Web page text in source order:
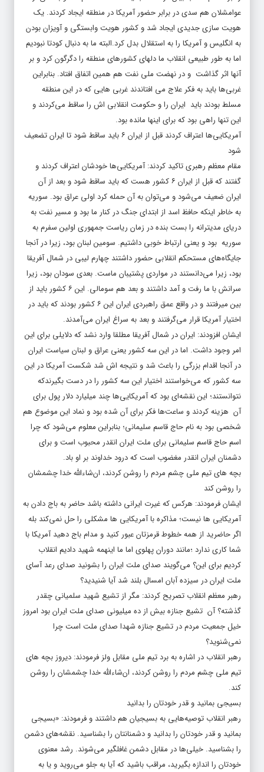
عوامشلان هم سدی در برابر حضور آمریکا در منطقه ایجاد کردند. یک
هویت سازی جدیدی ایجاد شد و کشور هویت وابستگی و آویزان بودن
به انگلیس و آمریکا را به استقلال بدل کرد.البته ما به دنبال کودتا نبودیم
اما به طور طبیعی انقلاب ما دلهای کشورهای منطقه را دگرگون کرد و بر
آنها اثر گذاشت و در نهضت ملی نفت هم همین اتفاق افتاد. بنابراین
غربی‌ها باید به فکر علاج می افتاندند غربی هایی که در این منطقه
مسلط بودند باید ایران را و حکومت انقلابی اش را ساقط می‌کردند و
این تنها راهی بود که برای اینها مانده بود.
آمریکایی‌ها اعتراف کردند قبل از ایران ۶ باید ساقط شود تا ایران تضعیف
شود
مقام معظم رهبری تاکید کردند: آمریکایی‌ها خودشان اعتراف کردند و
گفتند که قبل از ایران ۶ کشور هست که باید ساقط شود و بعد از آن
ایران ضعیف می‌شود و می‌توان به آن حمله کرد اولی عراق بود. سوریه
به خاطر اینکه حافظ اسد از ابتدای جنگ در کنار ما بود و مسیر نفت به
دریای مدیترانه را بست بنده در زمان ریاست جمهوری اولین سفرم به
سوریه بود و یعنی ارتباط خوبی داشتیم. سومین لبنان بود، زیرا در آنجا
جایگاه‌های مستحکم انقلابی حضور داشتند چهارم لیبی در شمال آفریقا
بود‎، زیرا می‌دانستند در مواردی پشتیبان ماست. بعدی سودان بود، زیرا
سرانش با ما رفت و آمد داشتند و بعد هم سومالی. این ۶ کشور باید از
بین میرفتند و در واقع عمق راهبردی ایران این ۶ کشور بودند که باید در
اختیار آمریکا قرار می‌گرفتند و بعد به سراغ ایران می‌آمدند.
ایشان افزودند: ایران در شمال آفریقا مطلقا وارد نشد که دلایلی برای این
امر وجود داشت. اما در این سه کشور یعنی عراق و لبنان سیاست ایران
در آنجا اقدام بزرگی را باعث شد و نتیجه اش شد شکست آمریکا در این
سه کشور که می‌خواستند اختیار این سه کشور را در دست بگیرندکه
نتوانستند؛ این نقشه‌ای بود که آمریکایی‌ها چند میلیارد دلار پول برای
آن هزینه کردند و ساعت‌ها فکر برای آن شده بود و نماد این موضوع هم
شخصی بود به نام حاج قاسم سلیمانی؛ بنابراین معلوم می‌شود که چرا
اسم حاج قاسم سلیمانی برای ملت ایران انقدر محبوب است و برای
دشمنان ایران انقدر مغضوب است که درود خداوند بر او باد.
بچه های تیم ملی چشم مردم را روشن کردند، ان‌شاءالله خدا چشمشان
را روشن کند
ایشان فرمودند: هرکس که غیرت ایرانی داشته باشد حاضر به باج دادن به
آمریکایی ها نیست‎؛ مذاکره با آمریکایی ها مشکلی را حل نمی‌کند بله
اگر حاضرید از همه خطوط قرمزتان عبور کنید و مدام باج دهید آمریکا با
شما کاری ندارد ؛مانند دوران پهلوی اما ما اینهمه شهید دادیم انقلاب
کردیم برای این؟ می‌گویند صدای ملت ایران را بشونید صدای رعد آسای
ملت ایران در سیزده آبان امسال بلند شد آیا شنیدید؟
رهبر معظم انقلاب تصریح کردند: مگر از تشیع شهید سلمیانی چقدر
گذشته؟ آن تشیع جنازه بیش از ده میلیونی صدای ملت ایران بود امروز
خیل جمعیت مردم در تشیع جنازه شهدا صدای ملت است چرا
نمی‌شنوید؟
رهبر انقلاب در اشاره به برد تیم ملی مقابل ولز فرمودند: دیروز بچه های
تیم ملی چشم مردم را روشن کردند، ان‌شاءالله خدا چشمشان را روشن
کند.
بسیجی بمانید و قدر خودتان را بدانید
رهبر انقلاب توصیه‌هایی به بسیجیان هم داشتند و فرمودند: «بسیجی
بمانید و قدر خودتان را بدانید و دشمنانتان را بشناسید. نقشه‌های دشمن
را بشناسید. خیلی‌ها در مقابل دشمن غافلگیر می‌شوند. رشد معنوی
خودتان را اندازه بگیرید، مراقب باشید که آیا به جلو می‌روید و یا به